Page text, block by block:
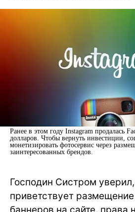
Ранее в этом году Instagram продалась
долларов. Чтобы вернуть инвестиции,
монетизировать фотосервис через
заинтересованных брендов.
Господин Систром уверил,
приветствует
баннеров на сайте, права